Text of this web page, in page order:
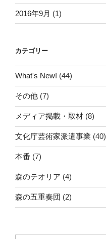
2016年9月 (1)
カテゴリー
What's New! (44)
その他 (7)
メディア掲載・取材 (8)
文化庁芸術家派遣事業 (40)
本番 (7)
森のテオリア (4)
森の五重奏団 (2)